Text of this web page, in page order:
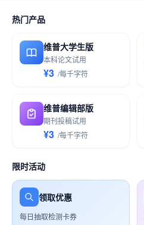
热门产品
维普大学生版
本科论文试用
¥3 /每千字符
维普编辑部版
期刊投稿试用
¥3 /每千字符
限时活动
领取优惠
每日抽取检测卡券